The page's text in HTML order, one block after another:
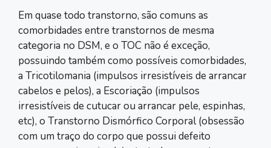
Em quase todo transtorno, são comuns as
comorbidades entre transtornos de mesma
categoria no DSM, e o TOC não é exceção,
possuindo também como possíveis comorbidades,
a Tricotilomania (impulsos irresistíveis de arrancar
cabelos e pelos), a Escoriação (impulsos
irresistíveis de cutucar ou arrancar pele, espinhas,
etc), o Transtorno Dismórfico Corporal (obsessão
com um traço do corpo que possui defeito